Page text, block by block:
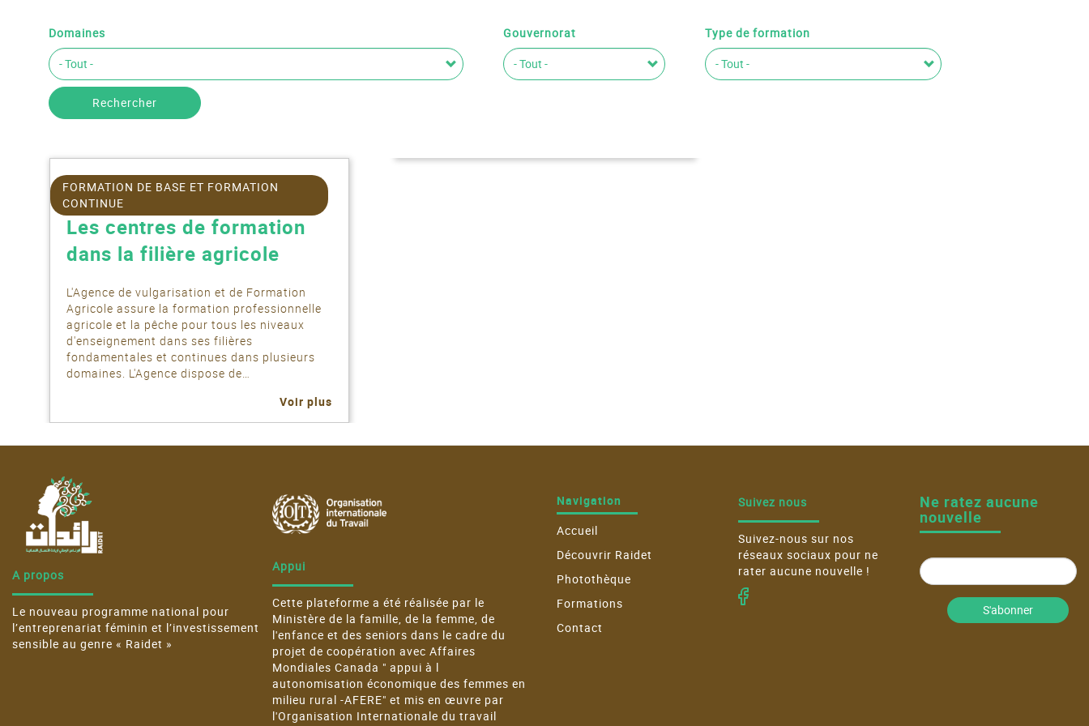
Domaines Gouvernorat Type de formation
Rechercher
FORMATION DE BASE ET FORMATION
CONTINUE
Les centres de formation
dans la filière agricole
L'Agence de vulgarisation et de Formation
Agricole assure la formation professionnelle
agricole et la pêche pour tous les niveaux
d'enseignement dans ses filières
fondamentales et continues dans plusieurs
domaines. L'Agence dispose de…
Voir plus
A propos
Le nouveau programme national pour
l’entreprenariat féminin et l’investissement
sensible au genre « Raidet »
Appui
Cette plateforme a été réalisée par le
Ministère de la famille, de la femme, de
l'enfance et des seniors dans le cadre du
projet de coopération avec Affaires
Mondiales Canada " appui à l
autonomisation économique des femmes en
milieu rural -AFERE" et mis en œuvre par
l'Organisation Internationale du travail
Navigation
Accueil
Découvrir Raidet
Photothèque
Formations
Contact
Suivez nous
Suivez-nous sur nos
réseaux sociaux pour ne
rater aucune nouvelle !
Ne ratez aucune
nouvelle
S'abonner